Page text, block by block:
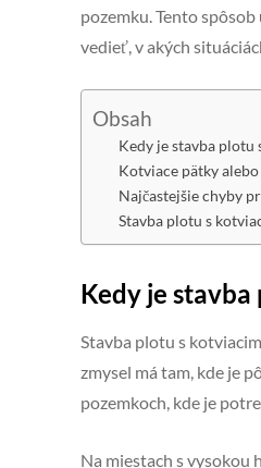
pozemku. Tento
vedieť, v akých
Obsah
Kedy je stavba
Kotviace pätky
Najčastejšie chyby
Stavba plotu s
Kedy je
Stavba plotu s
zmysel má tam, kde je
pozemkoch, kde je
Na miestach s